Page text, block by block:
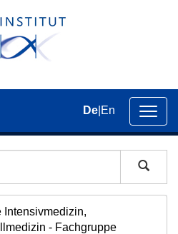
der
De En
Intensivmedizin,
- Fachgruppe